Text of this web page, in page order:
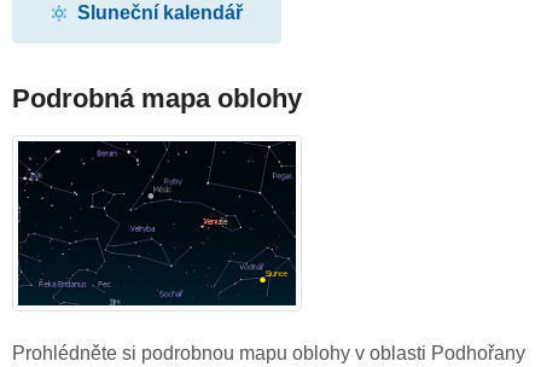
Sluneční kalendář
Podrobná mapa oblohy
Prohlédněte si podrobnou mapu oblohy v oblasti Podhořany